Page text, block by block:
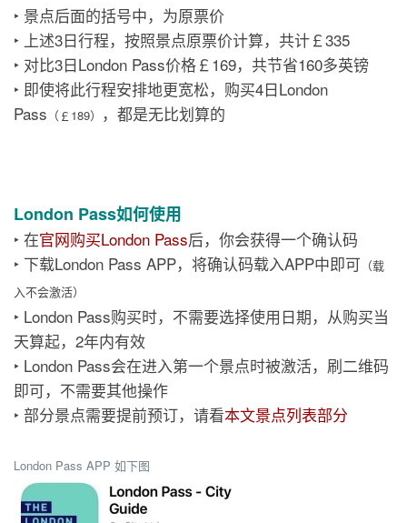
‣ 景点后面的括号中，为原票价
‣ 上述3日行程，按照景点原票价计算，共计￡335
‣ 对比3日London Pass价格￡169，共节省160多英镑
‣ 即使将此行程安排地更宽松，购买4日London
Pass （￡189） ，都是无比划算的
London Pass如何使用
‣ 在官网购买London Pass后，你会获得一个确认码
‣ 下载London Pass APP，将确认码载入APP中即可 （载
入不会激活）
‣ London Pass购买时，不需要选择使用日期，从购买当
天算起，2年内有效
‣ London Pass会在进入第一个景点时被激活，刷二维码
即可，不需要其他操作
‣ 部分景点需要提前预订，请看本文景点列表部分
London Pass APP 如下图